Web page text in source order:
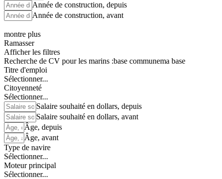
Année de construction, depuis
Année de construction, avant
montre plus
Ramasser
Afficher les filtres
Recherche de CV pour les marins :base communema base
Titre d'emploi
Sélectionner...
Citoyenneté
Sélectionner...
Salaire souhaité en dollars, depuis
Salaire souhaité en dollars, avant
Âge, depuis
Âge, avant
Type de navire
Sélectionner...
Moteur principal
Sélectionner...